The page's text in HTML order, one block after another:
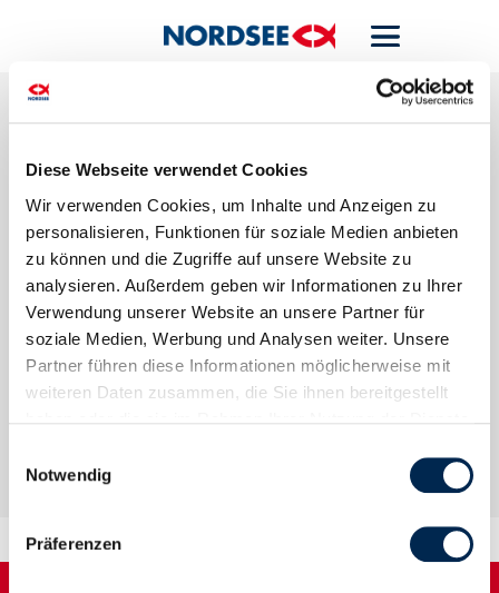
Diese Webseite verwendet Cookies
Wir verwenden Cookies, um Inhalte und Anzeigen zu
personalisieren, Funktionen für soziale Medien anbieten
zu können und die Zugriffe auf unsere Website zu
analysieren. Außerdem geben wir Informationen zu Ihrer
Verwendung unserer Website an unsere Partner für
soziale Medien, Werbung und Analysen weiter. Unsere
Partner führen diese Informationen möglicherweise mit
weiteren Daten zusammen, die Sie ihnen bereitgestellt
Cookies, wenn Sie unsere Webseite weiterhin nutzen.
Notwendig
Präferenzen
Um die Karte anzuzeigen, müssen Sie die Verwendung von
Präferenz-Cookies akzeptieren.
Cookie-Einstellungen ändern